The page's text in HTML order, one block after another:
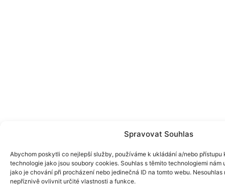
Spravovat Souhlas
Abychom poskytli co nejlepší služby, používáme k ukládání a/nebo přístupu
technologie jako jsou soubory cookies. Souhlas s těmito technologiemi
jako je chování při procházení nebo jedinečná ID na tomto webu.
nepříznivě ovlivnit určité vlastnosti a funkce.